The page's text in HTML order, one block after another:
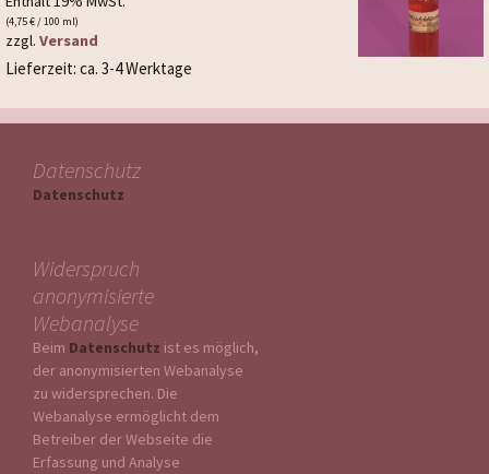
(4,75€/ 100 ml)
zzgl. Versand
Lieferzeit: ca. 3-4 Werktage
Datenschutz
Datenschutz
Widerspruch
anonymisierte
Webanalyse
Beim Datenschutz ist es möglich,
der anonymisierten Webanalyse
zu widersprechen. Die
Webanalyse ermöglicht dem
Betreiber der Webseite die
Erfassung und Analyse